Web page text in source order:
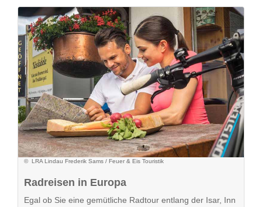
© LRA Lindau Frederik Sams / Feuer & Eis Touristik
Radreisen in Europa
Egal ob Sie eine gemütliche Radtour entlang der Isar, Inn